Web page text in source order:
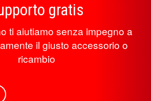
gratis
ti aiutiamo senza impegno a
il giusto accessorio o
ricambio